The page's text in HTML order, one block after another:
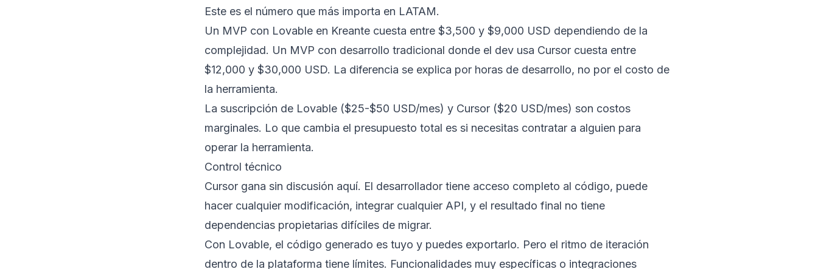
Este es el número que más importa en LATAM.
Un MVP con Lovable en Kreante cuesta entre $3,500 y $9,000 USD dependiendo de la
complejidad. Un MVP con desarrollo tradicional donde el dev usa Cursor cuesta entre
$12,000 y $30,000 USD. La diferencia se explica por horas de desarrollo, no por el costo de
la herramienta.
La suscripción de Lovable ($25-$50 USD/mes) y Cursor ($20 USD/mes) son costos
marginales. Lo que cambia el presupuesto total es si necesitas contratar a alguien para
operar la herramienta.
Control técnico
Cursor gana sin discusión aquí. El desarrollador tiene acceso completo al código, puede
hacer cualquier modificación, integrar cualquier API, y el resultado final no tiene
dependencias propietarias difíciles de migrar.
Con Lovable, el código generado es tuyo y puedes exportarlo. Pero el ritmo de iteración
dentro de la plataforma tiene límites. Funcionalidades muy específicas o integraciones